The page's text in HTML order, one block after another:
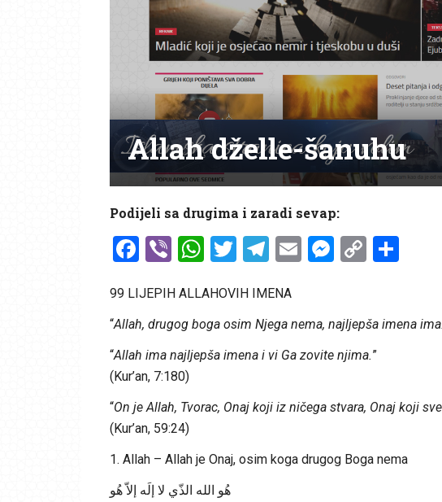
Allah dželle-šanuhu
Podijeli sa drugima i zaradi sevap:
Facebook
ViberWhatsApp
Twitter
Telegram
EmailCopy
99 LIJEPIH ALLAHOVIH IMENA
“Allah, drugog boga osim Njega nema, najljepša imena ima.
“Allah ima najljepša imena i vi Ga zovite njima.”
(Kur’an, 7:180)
“On je Allah, Tvorac, Onaj koji iz ničega stvara, Onaj koji
(Kur’an, 59:24)
1. Allah – Allah je Onaj, osim koga drugog Boga nema
هُو الله الذّي لا إلَه إلاّ هُو